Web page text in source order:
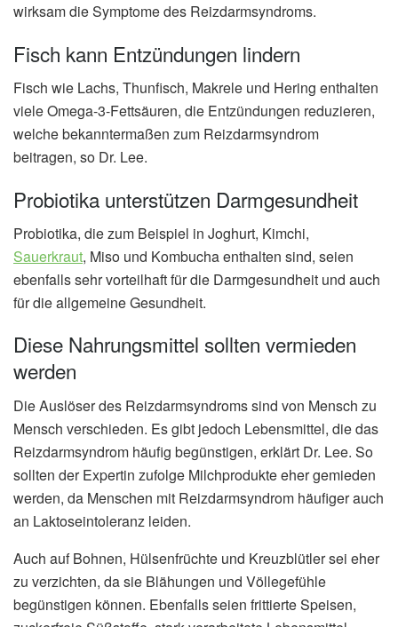
wirksam die Symptome des Reizdarmsyndroms.
Fisch kann Entzündungen lindern
Fisch wie Lachs, Thunfisch, Makrele und Hering enthalten
viele Omega-3-Fettsäuren, die Entzündungen reduzieren,
welche bekanntermaßen zum Reizdarmsyndrom
beitragen, so Dr. Lee.
Probiotika unterstützen Darmgesundheit
Probiotika, die zum Beispiel in Joghurt, Kimchi,
Sauerkraut, Miso und Kombucha enthalten sind, seien
ebenfalls sehr vorteilhaft für die Darmgesundheit und auch
für die allgemeine Gesundheit.
Diese Nahrungsmittel sollten vermieden
werden
Die Auslöser des Reizdarmsyndroms sind von Mensch zu
Mensch verschieden. Es gibt jedoch Lebensmittel, die das
Reizdarmsyndrom häufig begünstigen, erklärt Dr. Lee. So
sollten der Expertin zufolge Milchprodukte eher gemieden
werden, da Menschen mit Reizdarmsyndrom häufiger auch
an Laktoseintoleranz leiden.
Auch auf Bohnen, Hülsenfrüchte und Kreuzblütler sei eher
zu verzichten, da sie Blähungen und Völlegefühle
begünstigen können. Ebenfalls seien frittierte Speisen,